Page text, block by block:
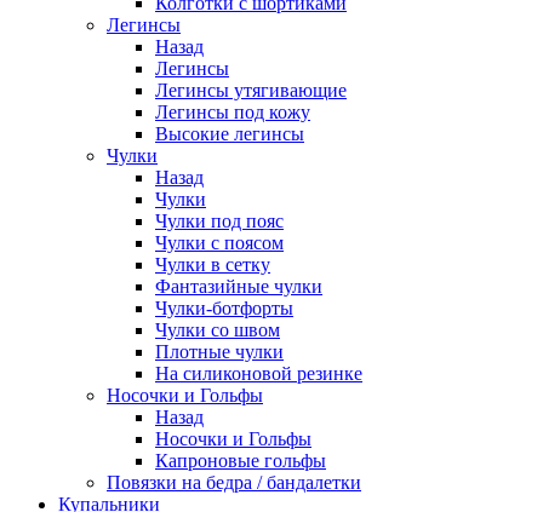
Легинсы
Назад
Легинсы
Легинсы утягивающие
Легинсы под кожу
Высокие легинсы
Чулки
Назад
Чулки
Чулки под пояс
Чулки с поясом
Чулки в сетку
Фантазийные чулки
Чулки-ботфорты
Чулки со швом
Плотные чулки
На силиконовой резинке
Носочки и Гольфы
Назад
Носочки и Гольфы
Капроновые гольфы
Повязки на бедра / бандалетки
Купальники